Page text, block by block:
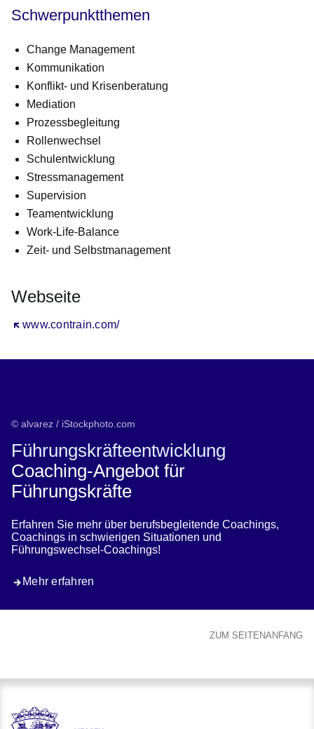
Schwerpunktthemen
Change Management
Kommunikation
Konflikt- und Krisenberatung
Mediation
Prozessbegleitung
Rollenwechsel
Schulentwicklung
Stressmanagement
Supervision
Teamentwicklung
Work-Life-Balance
Zeit- und Selbstmanagement
Webseite
www.contrain.com/
Öffnet sich in einem neuen Fenster
© alvarez / iStockphoto.com
Führungskräfteentwicklung
Coaching-Angebot für
Führungskräfte
Erfahren Sie mehr über berufsbegleitende Coachings,
Coachings in schwierigen Situationen und
Führungswechsel-Coachings!
Mehr erfahren
ZUM SEITENANFANG